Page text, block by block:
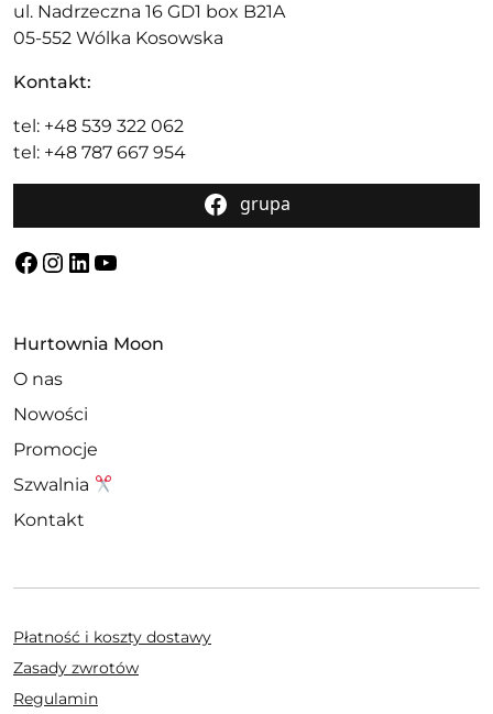
ul. Nadrzeczna 16 GD1 box B21A
05-552 Wólka Kosowska
Kontakt:
tel: +48 539 322 062
tel: +48 787 667 954
grupa
Facebook
Instagram
LinkedIn
YouTube
Hurtownia Moon
O nas
Nowości
Promocje
Szwalnia
Kontakt
Płatność i koszty dostawy
Zasady zwrotów
Regulamin